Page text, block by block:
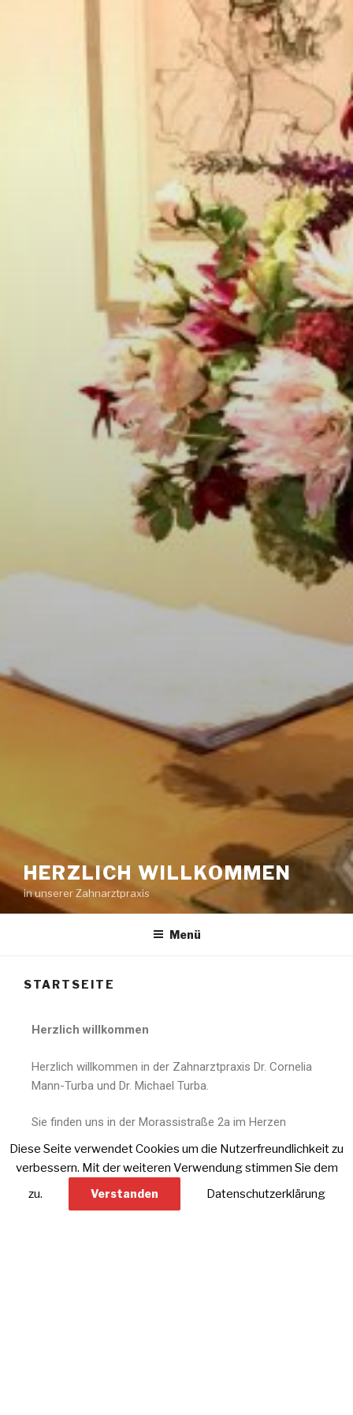
HERZLICH WILLKOMMEN
in unserer Zahnarztpraxis
Menü
STARTSEITE
Herzlich willkommen
Herzlich willkommen in der Zahnarztpraxis Dr. Cornelia
Mann-Turba und Dr. Michael Turba.
Sie finden uns in der Morassistraße 2a im Herzen
Münchens.
Wir sind gerne für Sie da! Über Ihren Anruf
unter 089/659562 würden wir uns sehr freuen.
Diese Seite verwendet Cookies um die Nutzerfreundlichkeit zu
verbessern. Mit der weiteren Verwendung stimmen Sie dem
zu.
Verstanden Datenschutzerklärung